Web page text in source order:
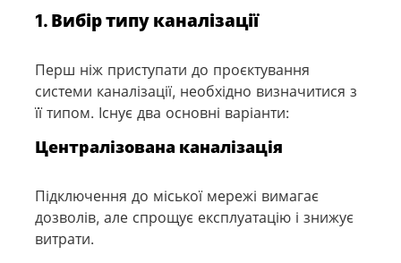
1. Вибір типу каналізації
Перш ніж приступати до проєктування
системи каналізації, необхідно визначитися з
її типом. Існує два основні варіанти:
Централізована каналізація
Підключення до міської мережі вимагає
дозволів, але спрощує експлуатацію і знижує
витрати.